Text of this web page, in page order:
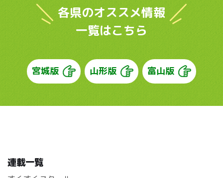
各県のオススメ情報
一覧はこちら
宮城版 山形版 富山版
連載一覧